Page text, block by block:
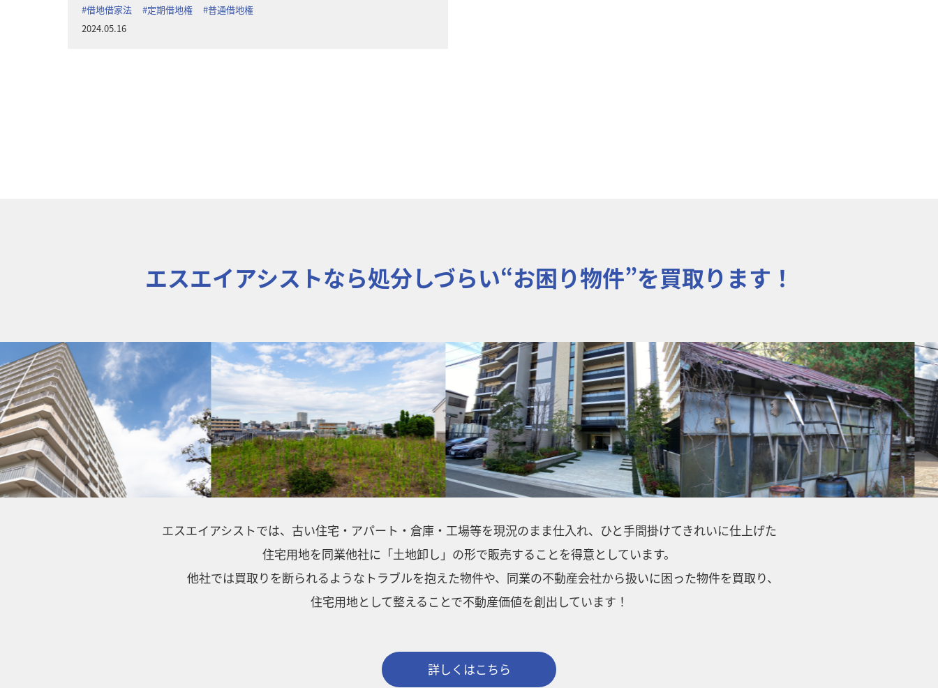
#借地借家法 #定期借地権
#普通借地権
2024.05.16
エスエイアシストなら処分しづらい“お困り物件”を買取ります！
エスエイアシストでは、 古い住宅・アパート・倉庫・工場等を現況のまま仕入れ、ひと手間掛けてきれいに仕上げた
住宅用地を同業他社に「土地卸し」の形で販売することを得意としています。
他社では買取りを断られるようなトラブルを抱えた物件や、同業の不動産会社から扱いに困った物件を買取り、
住宅用地として整えることで不動産価値を創出しています！
詳しくはこちら